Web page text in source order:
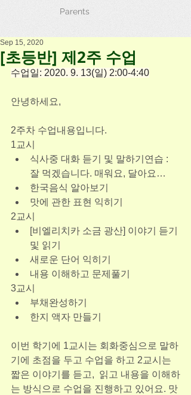
Parents
[초등반] 제2주 수업
Sep 15, 2020
수업일: 2020. 9. 13(일) 2:00-4:40
안녕하세요,
2주차 수업내용입니다.
1교시
식사중 대화 듣기 및 말하기연습 :
잘 먹겠습니다. 매워요, 달아요…
한국음식 알아보기
맛에 관한 표현 익히기
2교시
[비엘리치카 소금 광산] 이야기 듣기
및 읽기
새로운 단어 익히기
내용 이해하고 문제풀기
3교시
부채완성하기
한지 액자 만들기
이번 학기에 1교시는 회화중심으로 말하
기에 초점을 두고 수업을 하고 2교시는
짧은 이야기를 듣고,  읽고 내용을 이해하
는 방식으로 수업을 진행하고 있어요. 맛